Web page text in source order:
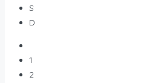
S
D
1
2